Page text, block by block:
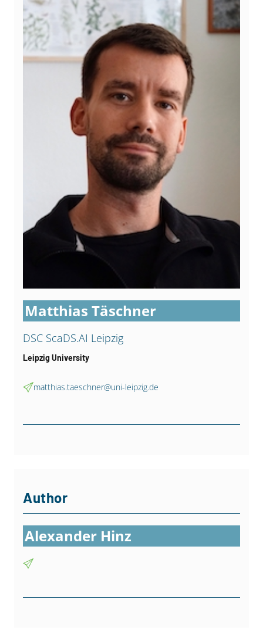
Matthias Täschner
DSC ScaDS.AI Leipzig
Leipzig University
matthias.taeschner@uni-leipzig.de
Author
Alexander Hinz